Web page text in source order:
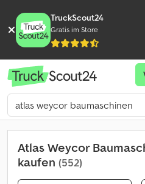
TruckScout24
Gratis im Store
Atlas Weycor
kaufen (552)